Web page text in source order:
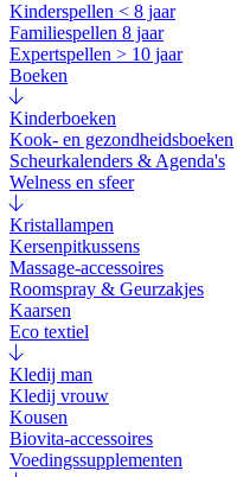
Kinderspellen < 8 jaar
Familiespellen 8 jaar
Expertspellen > 10 jaar
Boeken
Kinderboeken
Kook- en gezondheidsboeken
Scheurkalenders & Agenda's
Welness en sfeer
Kristallampen
Kersenpitkussens
Massage-accessoires
Roomspray & Geurzakjes
Kaarsen
Eco textiel
Kledij man
Kledij vrouw
Kousen
Biovita-accessoires
Voedingssupplementen